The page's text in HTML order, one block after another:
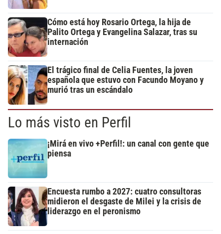
Cómo está hoy Rosario Ortega, la hija de
Palito Ortega y Evangelina Salazar, tras su
internación
El trágico final de Celia Fuentes, la joven
española que estuvo con Facundo Moyano y
murió tras un escándalo
Lo más visto en Perfil
¡Mirá en vivo +Perfil!: un canal con gente que
piensa
Encuesta rumbo a 2027: cuatro consultoras
midieron el desgaste de Milei y la crisis de
liderazgo en el peronismo